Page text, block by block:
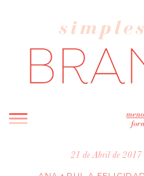
21 de Abril de 2017